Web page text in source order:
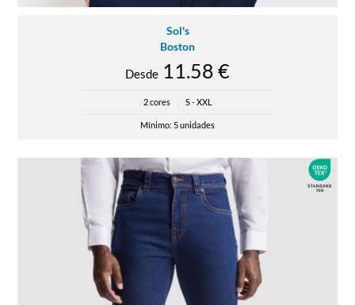
Sol's
Boston
Desde 11.58 €
2 cores S - XXL
Mínimo: 5 unidades